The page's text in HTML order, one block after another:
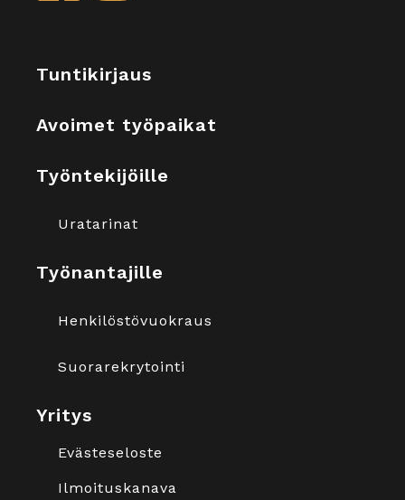
Tuntikirjaus
Avoimet työpaikat
Työntekijöille
Uratarinat
Työnantajille
Henkilöstövuokraus
Suorarekrytointi
Yritys
Evästeseloste
Ilmoituskanava